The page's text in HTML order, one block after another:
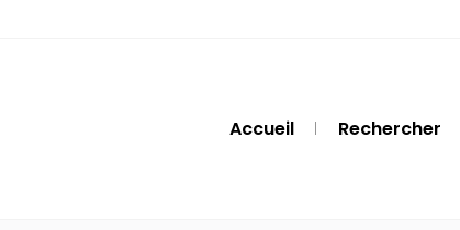
Accueil Rechercher